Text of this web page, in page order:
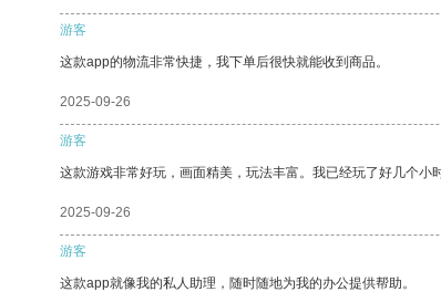
游客
这款app的物流非常快捷，我下单后很快就能收到商品。
2025-09-26
游客
这款游戏非常好玩，画面精美，玩法丰富。我已经玩了好几个小
2025-09-26
游客
这款app就像我的私人助理，随时随地为我的办公提供帮助。